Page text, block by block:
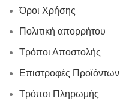
Όροι Χρήσης
Πολιτική απορρήτου
Τρόποι Αποστολής
Επιστροφές Προϊόντων
Τρόποι Πληρωμής